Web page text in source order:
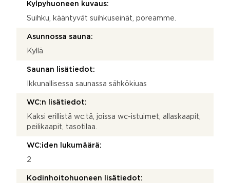
Kylpyhuoneen kuvaus:
Suihku, kääntyvät suihkuseinät, poreamme.
Asunnossa sauna:
Kyllä
Saunan lisätiedot:
Ikkunallisessa saunassa sähkökiuas
WC:n lisätiedot:
Kaksi erillistä wc:tä, joissa wc-istuimet, allaskaapit,
peilikaapit, tasotilaa.
WC:iden lukumäärä:
2
Kodinhoitohuoneen lisätiedot: